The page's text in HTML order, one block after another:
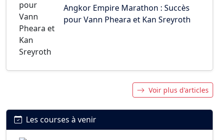
Angkor Empire Marathon : Succès
pour Vann Pheara et Kan Sreyroth
Voir plus d'articles
Les courses à venir